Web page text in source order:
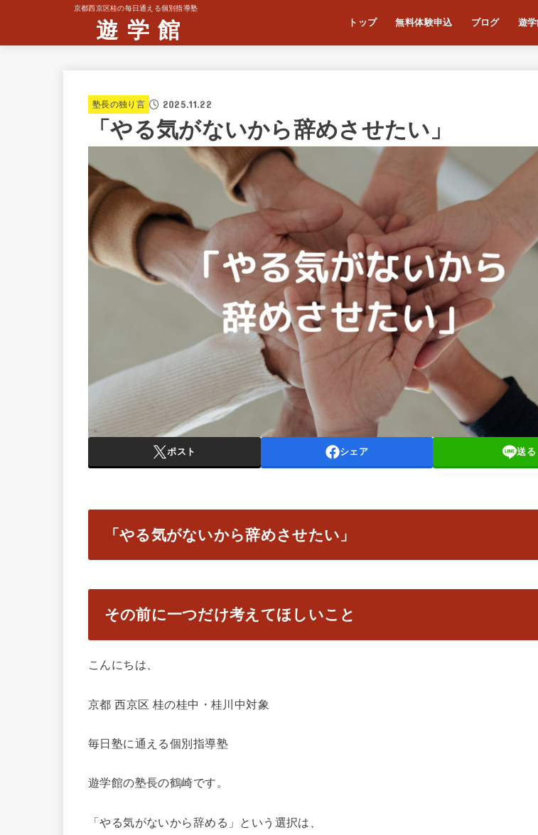
京都西京区桂の毎日通える個別指導塾
遊 学 館 トップ 無料体験申込 ブログ 遊
塾長の独り言 2025.11.22
「やる気がないから辞めさせたい」
ポスト シェア 送る
「やる気がないから辞めさせたい」
その前に一つだけ考えてほしいこと
こんにちは、
京都 西京区 桂の桂中・桂川中対象
毎日塾に通える個別指導塾
遊学館の塾長の鶴崎です。
「やる気がないから辞める」という選択は、